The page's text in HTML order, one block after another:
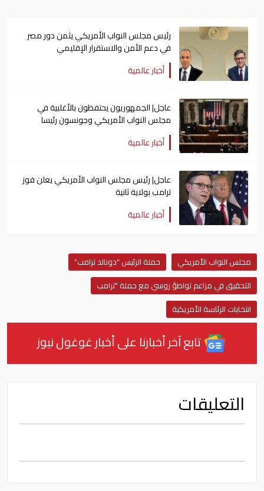
رئيس مجلس النواب الأمريكي يثمن دور مصر
في دعم الأمن والاستقرار الإقليمي
أخبار عالمية
عاجل| الجمهوريون يحتفظون بالأغلبية في
مجلس النواب الأمريكي وجونسون رئيسا
أخبار عالمية
عاجل| رئيس مجلس النواب الأمريكي يعلن فوز
ترامب بولاية ثانية
أخبار عالمية
مجلس النواب الأمريكي
حملة الرئيس "دونالد ترامب"
التحقيق في مزاعم تواطؤ روسي مع حملة "ترامب
انتخابات الرئاسة الأمريكية
تابع آخر أخبارنا على أخبار غوغول نيوز
التعليقات